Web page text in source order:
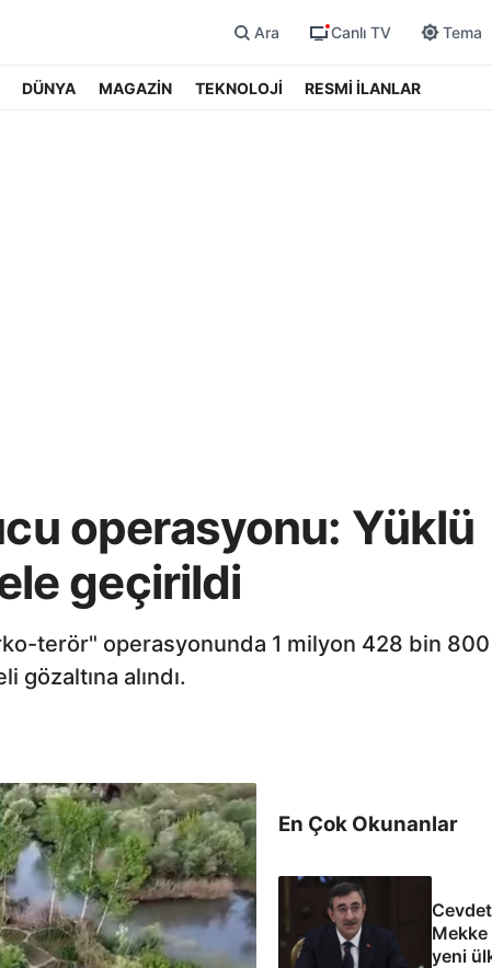
Ara Canlı TV Tema
DÜNYA MAGAZİN TEKNOLOJİ RESMİ İLANLAR
operasyonu: Yüklü
geçirildi
terör" operasyonunda 1 milyon 428 bin
alındı.
En Çok Okunanlar
Mekke
yeni